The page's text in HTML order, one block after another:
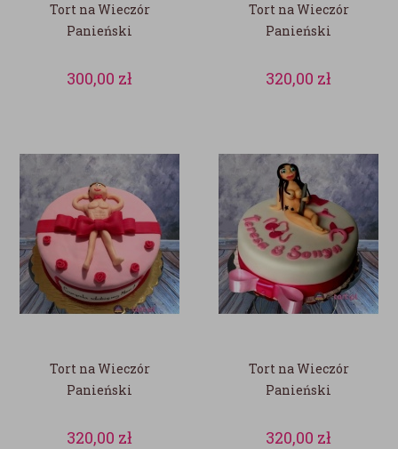
Tort na Wieczór
Panieński
300,00 zł
Tort na Wieczór
Panieński
320,00 zł
Tort na Wieczór
Panieński
320,00 zł
Tort na Wieczór
Panieński
320,00 zł